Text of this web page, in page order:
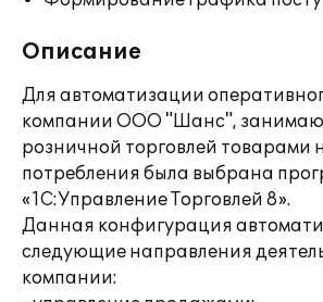
Описание
Для автоматизации
компании ООО "Шанс",
розничной торговлей товарами
потребления была выбрана
«1С:Управление Торговлей 8».
Данная конфигурация
следующие направления
компании: